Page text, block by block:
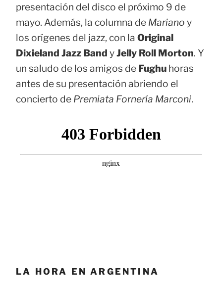
presentación del disco el próximo 9 de
mayo. Además, la columna de Mariano y
los orígenes del jazz, con la Original
Dixieland Jazz Band yJelly Roll Morton. Y
un saludo de los amigos de Fughu horas
antes de su presentación abriendo el
concierto de Premiata Fornería Marconi.
LA HORA EN ARGENTINA